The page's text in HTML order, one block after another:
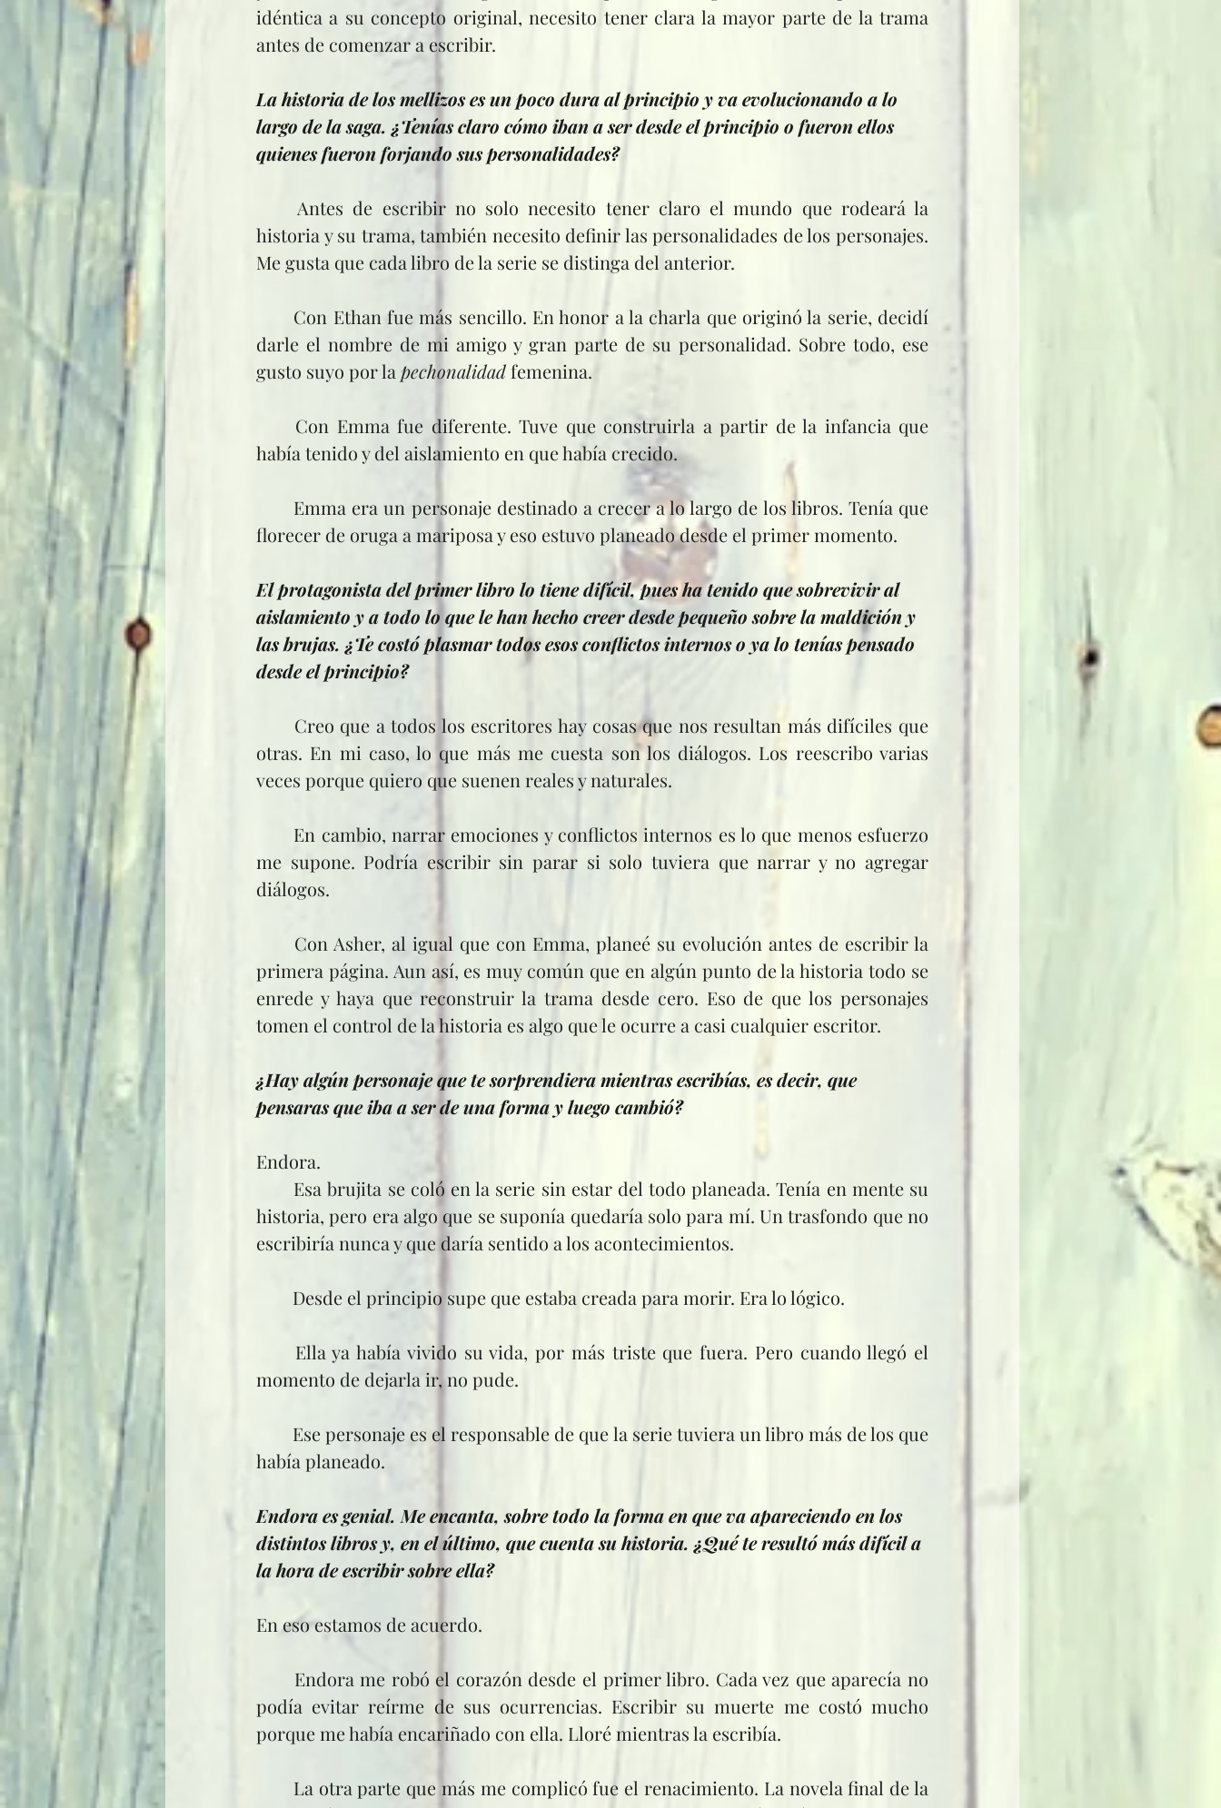
idéntica a su concepto original, necesito tener clara la mayor parte de la trama
antes de comenzar a escribir.
La historia de los mellizos es un poco dura al principio y va evolucionando a lo
largo de la saga. ¿Tenías claro cómo iban a ser desde el principio o fueron ellos
quienes fueron forjando sus personalidades?
historia y su trama, también necesito definir las personalidades de los personajes.
Me gusta que cada libro de la serie se distinga del anterior.
darle el nombre de mi amigo y gran parte de su personalidad. Sobre todo, ese
gusto suyo por la pechonalidad femenina.
había tenido y del aislamiento en que había crecido.
florecer de oruga a mariposa y eso estuvo planeado desde el primer momento.
El protagonista del primer libro lo tiene difícil, pues ha tenido que sobrevivir al
aislamiento y a todo lo que le han hecho creer desde pequeño sobre la maldición y
las brujas. ¿Te costó plasmar todos esos conflictos internos o ya lo tenías pensado
desde el principio?
otras. En mi caso, lo que más me cuesta son los diálogos. Los reescribo varias
veces porque quiero que suenen reales y naturales.
me supone. Podría escribir sin parar si solo tuviera que narrar y no agregar
diálogos.
primera página. Aun así, es muy común que en algún punto de la historia todo se
enrede y haya que reconstruir la trama desde cero. Eso de que los personajes
tomen el control de la historia es algo que le ocurre a casi cualquier escritor.
¿Hay algún personaje que te sorprendiera mientras escribías, es decir, que
pensaras que iba a ser de una forma y luego cambió?
Endora.
historia, pero era algo que se suponía quedaría solo para mí. Un trasfondo que no
escribiría nunca y que daría sentido a los acontecimientos.
	Desde el principio supe que estaba creada para morir. Era lo lógico.
momento de dejarla ir, no pude.
había planeado.
Endora es genial. Me encanta, sobre todo la forma en que va apareciendo en los
distintos libros y, en el último, que cuenta su historia. ¿Qué te resultó más difícil a
la hora de escribir sobre ella?
En eso estamos de acuerdo.
podía evitar reírme de sus ocurrencias. Escribir su muerte me costó mucho
porque me había encariñado con ella. Lloré mientras la escribía.